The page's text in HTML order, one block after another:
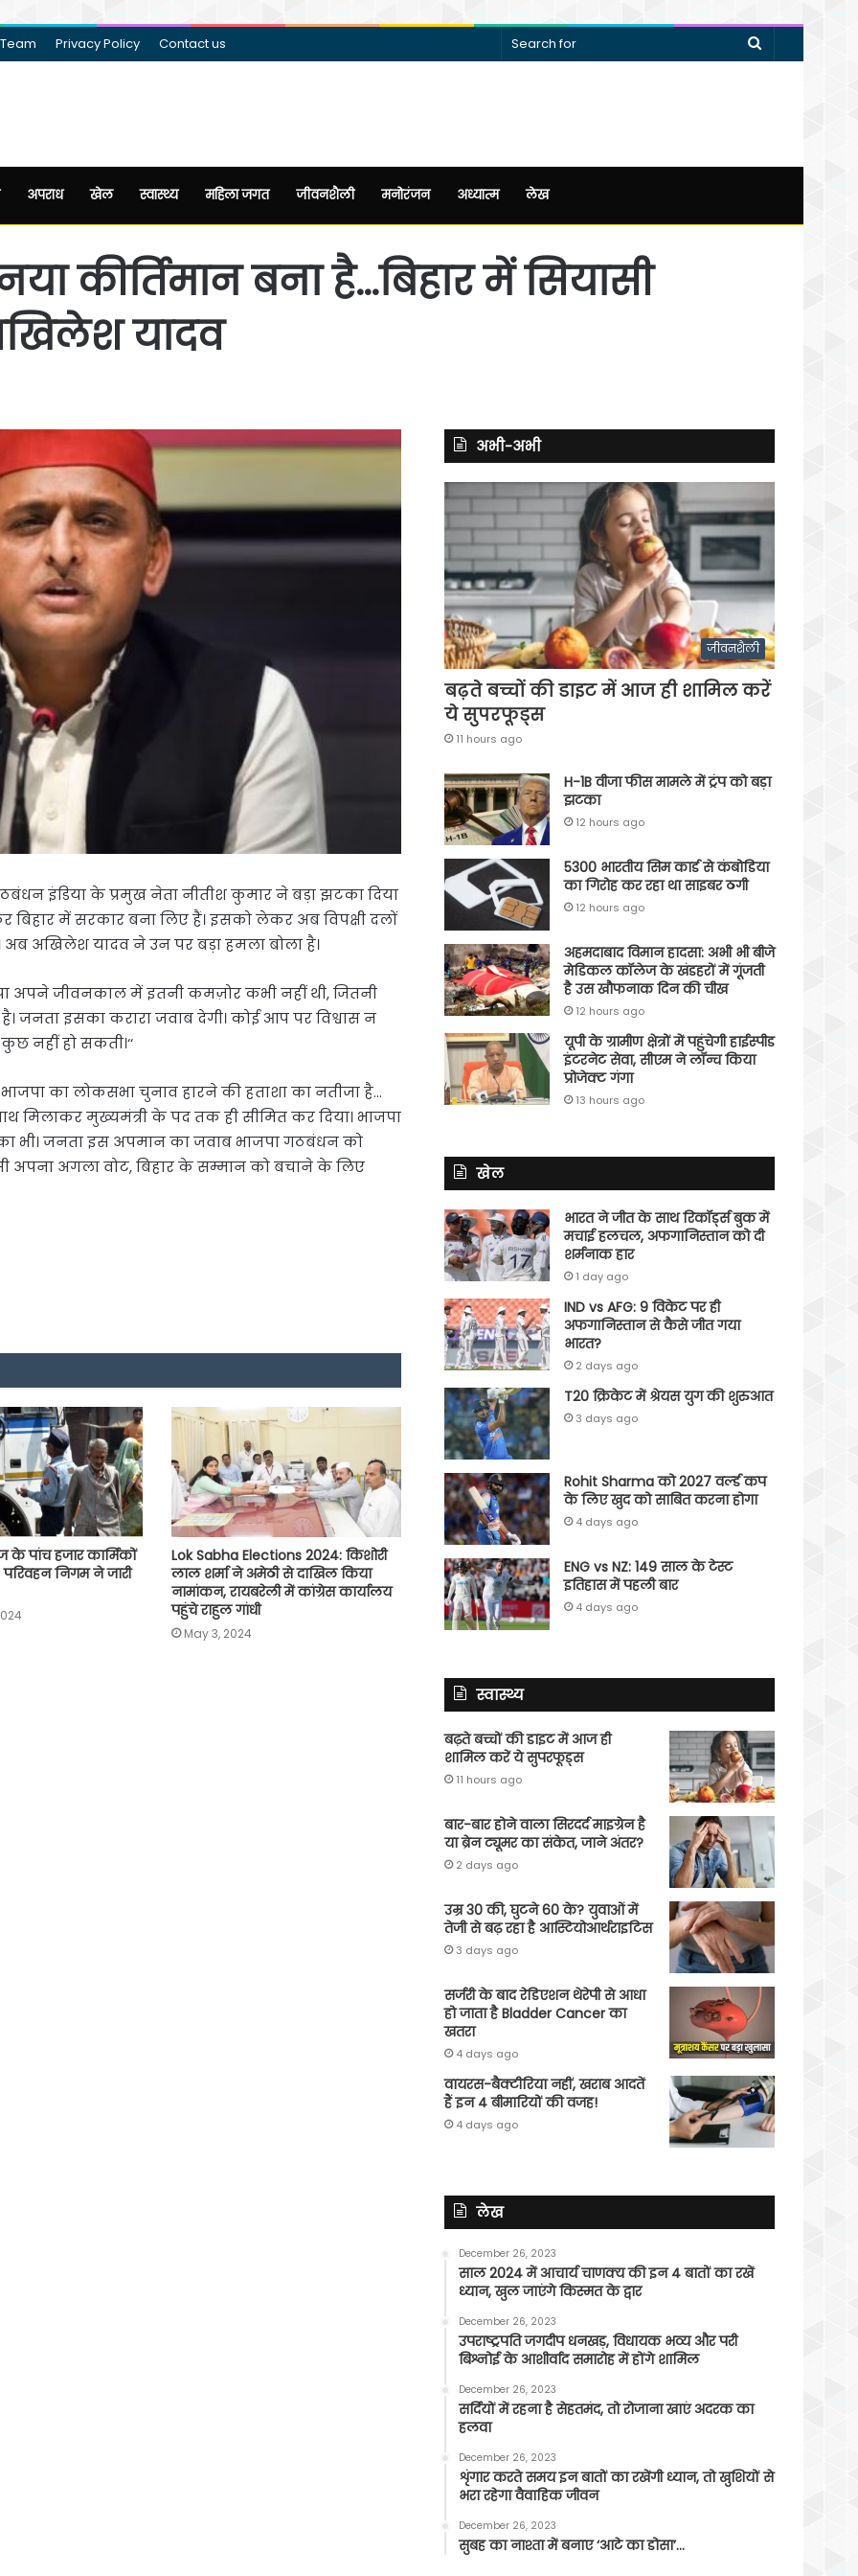
Privacy Policy Contact us
Search
अपराध खेल स्वास्थ्य महिला जगत जीवनशैली मनोरंजन अध्यात्म लेख
कीर्तिमान बना है…बिहार में सियासी
यादव
इंडिया के प्रमुख नेता नीतीश कुमार ने बड़ा झटका दिया
में सरकार बना लिए हैं। इसको लेकर अब विपक्षी दलों
अखिलेश यादव ने उन पर बड़ा हमला बोला है।
अपने जीवनकाल में इतनी कमज़ोर कभी नहीं थी, जितनी
जनता इसका करारा जवाब देगी। कोई आप पर विश्वास न
नहीं हो सकती।‘‘
का लोकसभा चुनाव हारने की हताशा का नतीजा है…
मिलाकर मुख्यमंत्री के पद तक ही सीमित कर दिया। भाजपा
भी। जनता इस अपमान का जवाब भाजपा गठबंधन को
अपना अगला वोट, बिहार के सम्मान को बचाने के लिए
के पांच हजार कार्मिकों
परिवहन निगम ने जारी
Lok Sabha Elections 2024: किशोरी
लाल शर्मा ने अमेठी से दाखिल किया
नामांकन, रायबरेली में कांग्रेस कार्यालय
पहुंचे राहुल गांधी
May 3, 2024
अभी-अभी
जीवनशैली
बढ़ते बच्चों की डाइट में आज ही शामिल करें
ये सुपरफूड्स
11 hours ago
H-1B वीजा फीस मामले में ट्रंप को बड़ा
झटका
12 hours ago
5300 भारतीय सिम कार्ड से कंबोडिया
का गिरोह कर रहा था साइबर ठगी
12 hours ago
अहमदाबाद विमान हादसा: अभी भी बीजे
मेडिकल कॉलेज के खंडहरों में गूंजती
है उस खौफनाक दिन की चीख
12 hours ago
यूपी के ग्रामीण क्षेत्रों में पहुंचेगी हाईस्पीड
इंटरनेट सेवा, सीएम ने लॉन्च किया
प्रोजेक्ट गंगा
13 hours ago
खेल
भारत ने जीत के साथ रिकॉर्ड्स बुक में
मचाई हलचल, अफगानिस्तान को दी
शर्मनाक हार
1 day ago
IND vs AFG: 9 विकेट पर ही
अफगानिस्तान से कैसे जीत गया
भारत?
2 days ago
T20 क्रिकेट में श्रेयस युग की शुरुआत
3 days ago
Rohit Sharma को 2027 वर्ल्‍ड कप
के लिए खुद को साबित करना होगा
4 days ago
ENG vs NZ: 149 साल के टेस्‍ट
इतिहास में पहली बार
4 days ago
स्वास्थ्य
बढ़ते बच्चों की डाइट में आज ही
शामिल करें ये सुपरफूड्स
11 hours ago
बार-बार होने वाला सिरदर्द माइग्रेन है
या ब्रेन ट्यूमर का संकेत, जाने अंतर?
2 days ago
उम्र 30 की, घुटने 60 के? युवाओं में
तेजी से बढ़ रहा है आस्टियोआर्थराइटिस
3 days ago
सर्जरी के बाद रेडिएशन थेरेपी से आधा
हो जाता है Bladder Cancer का
खतरा
4 days ago
वायरस-बैक्टीरिया नहीं, खराब आदतें
हैं इन 4 बीमारियों की वजह!
4 days ago
लेख
December 26, 2023
साल 2024 में आचार्य चाणक्य की इन 4 बातों का रखें
ध्यान, खुल जाएंगे किस्मत के द्वार
December 26, 2023
उपराष्ट्रपति जगदीप धनखड़, विधायक भव्य और परी
बिश्नोई के आशीर्वाद समारोह में होंगे शामिल
December 26, 2023
सर्दियों में रहना है सेहतमंद, तो रोजाना खाएं अदरक का
हलवा
December 26, 2023
शृंगार करते समय इन बातों का रखेंगी ध्यान, तो खुशियों से
भरा रहेगा वैवाहिक जीवन
December 26, 2023
सुबह का नाश्ता में बनाए ‘आटे का डोसा’…